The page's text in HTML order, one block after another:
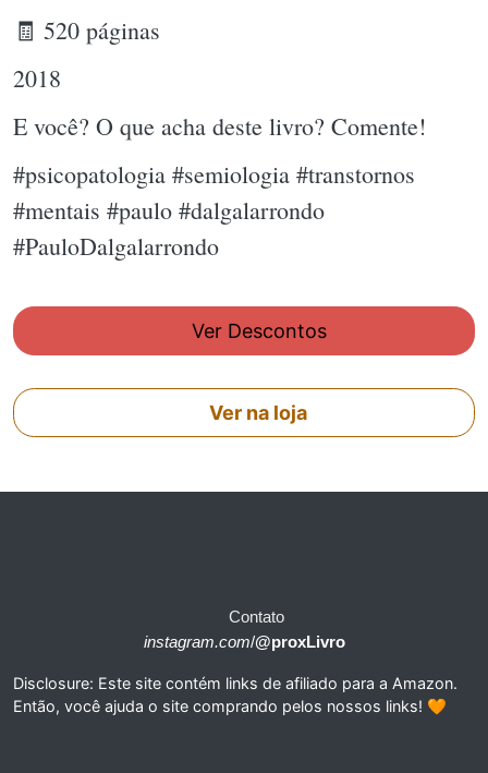
🧾 520 páginas
2018
E você? O que acha deste livro? Comente!
#psicopatologia #semiologia #transtornos
#mentais #paulo #dalgalarrondo
#PauloDalgalarrondo
Ver Descontos
Ver na loja
Contato
instagram.com/@proxLivro
Disclosure: Este site contém links de afiliado para a Amazon.
Então, você ajuda o site comprando pelos nossos links! 🧡